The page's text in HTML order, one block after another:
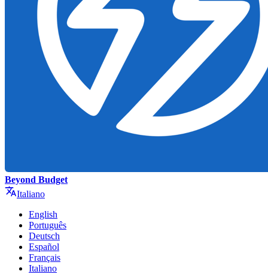
Beyond Budget
Italiano
English
Português
Deutsch
Español
Français
Italiano